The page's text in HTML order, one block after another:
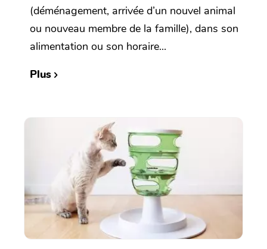
(déménagement, arrivée d’un nouvel animal
ou nouveau membre de la famille), dans son
alimentation ou son horaire...
Plus